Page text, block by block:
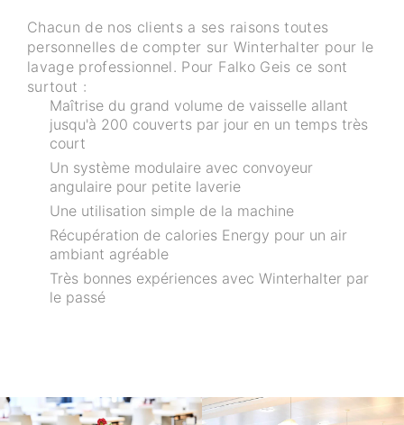
Chacun de nos clients a ses raisons toutes
personnelles de compter sur Winterhalter pour le
lavage professionnel. Pour Falko Geis ce sont
surtout :
Maîtrise du grand volume de vaisselle allant
jusqu'à 200 couverts par jour en un temps très
court
Un système modulaire avec convoyeur
angulaire pour petite laverie
Une utilisation simple de la machine
Récupération de calories Energy pour un air
ambiant agréable
Très bonnes expériences avec Winterhalter par
le passé